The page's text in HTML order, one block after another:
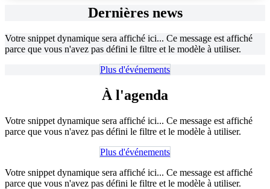
Dernières news
Votre snippet dynamique sera affiché ici... Ce message est affiché
parce que vous n'avez pas défini le filtre et le modèle à utiliser.
Plus d'événem​​​​​​​​e​​​​​​nt​​​​s
À l'agenda
Votre snippet dynamique sera affiché ici... Ce message est affiché
parce que vous n'avez pas défini le filtre et le modèle à utiliser.
Plus d'événem​​​​​​​​e​​​​nt​​s
Votre snippet dynamique sera affiché ici... Ce message est affiché
parce que vous n'avez pas défini le filtre et le modèle à utiliser.